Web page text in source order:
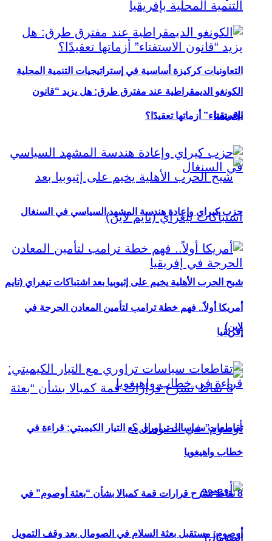
التعاونيات كركيزة أساسية في إستراتيجيات التنمية المحلية
بإفريقيا
شبح الحرب الأهلية يخيم على إثيوبيا بعد اشتباكات تيغراي (تايم
لاين)
8 نقاط تشرح قرارات قمة كمبالا بشأن “بعثة أوصوم” في
الصومال؟
الكونغو الديمقراطية عند مفترق طرق: هل يزيد “قانون
الاستفتاء” أزماتها تعقيدًا؟
حزب كيراي وإعادة هندسة المشهد السياسي في السنغال
أمريكا أولاً.. فهم خطة ترامب لتأمين المعادن الحرجة في
إفريقيا
تقاطعات سياسات تراوري مع التيار الكيميتي: قراءة في
خطاب واهيغويا
أوصوم: مستقبل بعثة السلام في الصومال بعد وقف التمويل